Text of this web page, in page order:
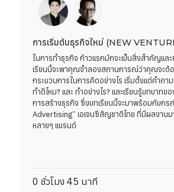
การเริ่มต้นธุรกิจใหม่ (NEW
ในการทำธุรกิจ ก้าวแรกมักจะเป็นสิ่งสำคัญแล
เรียนนี้จะพาคุณจำลองสถานการณ์ว่าคุณจะต้อ
กระบวนการในการคิดอย่างไร เริ่มตั้งแต่คำถาม
ทำดีไหม? และ ทำอย่างไร? และเรียนรู้บทบาทข
การสร้างธุรกิจ ซึ่งบทเรียนนี้จะมาพร้อมกับก
Advertising” เอเจนซีสัญชาติไทย ที่มีผลงาน
หลายๆ แบรนด์
0 ชั่วโมง 45 นาที